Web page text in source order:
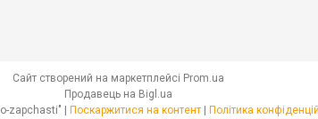
Сайт створений на маркетплейсі Prom.ua
Продавець на Bigl.ua
Поскаржитися на контент Політика